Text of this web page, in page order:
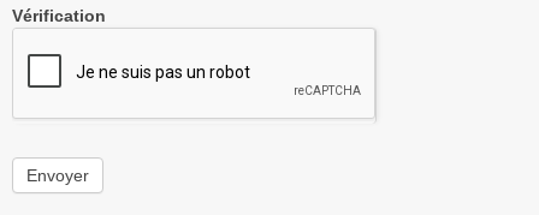
Vérification
Envoyer